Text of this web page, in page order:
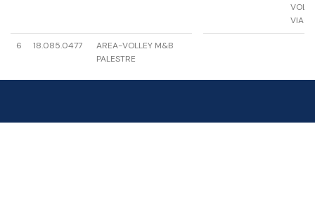
6 18.085.0477
AREA-VOLLEY M&B
PALESTRE